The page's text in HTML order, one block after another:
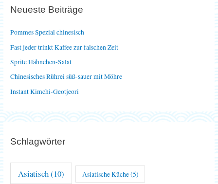
n
c
h
:
Neueste Beiträge
Pommes Spezial chinesisch
Fast jeder trinkt Kaffee zur falschen Zeit
Sprite Hähnchen-Salat
Chinesisches Rührei süß-sauer mit Möhre
Instant Kimchi-Geotjeori
Schlagwörter
Asiatisch(10) Asiatische Küche(5)